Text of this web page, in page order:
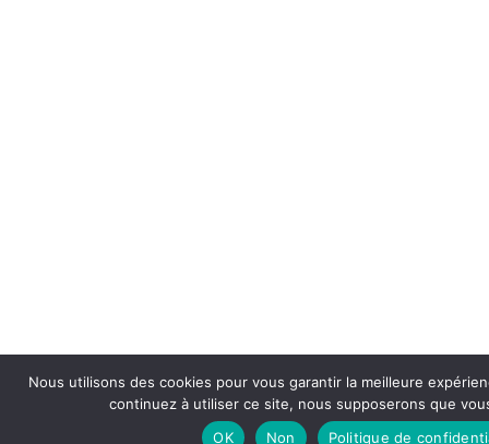
Nous utilisons des cookies pour vous garantir la meilleure
continuez à utiliser ce site, nous supposerons que
OK
Non Politique de